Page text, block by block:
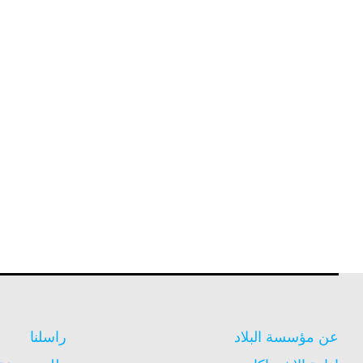
عن مؤسسة البلاد
راسلنا